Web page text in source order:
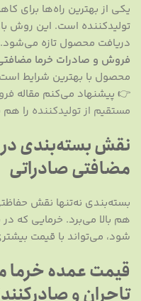
یکی از بهترین راه‌ها برای
تولیدکننده است. این روش
دریافت محصول تازه می‌شود.
فروش و صادرات خرما
محصول با بهترین شرایط
👉 پیشنهاد می‌کنم مقاله
مستقیم از تولیدکننده را هم
نقش بسته‌بندی
مضافتی صادراتی
بسته‌بندی نه‌تنها نقش
هم بالا می‌برد. خرمایی که
شود، می‌تواند با قیمت
قیمت عمده خرما
تاجران و